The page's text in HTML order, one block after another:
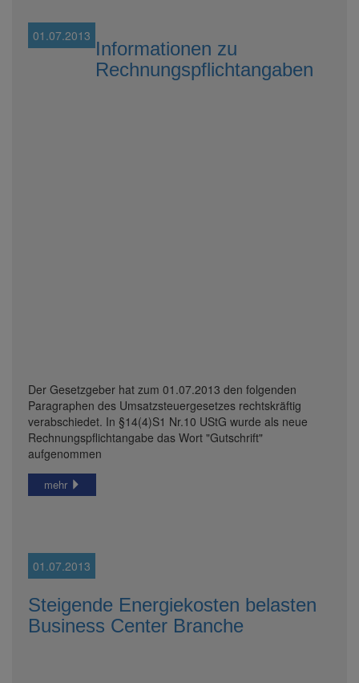
01.07.2013
Informationen zu
Rechnungspflichtangaben
Der Gesetzgeber hat zum 01.07.2013 den folgenden
Paragraphen des Umsatzsteuergesetzes rechtskräftig
verabschiedet. In §14(4)S1 Nr.10 UStG wurde als neue
Rechnungspflichtangabe das Wort "Gutschrift"
aufgenommen
mehr
01.07.2013
Steigende Energiekosten belasten
Business Center Branche